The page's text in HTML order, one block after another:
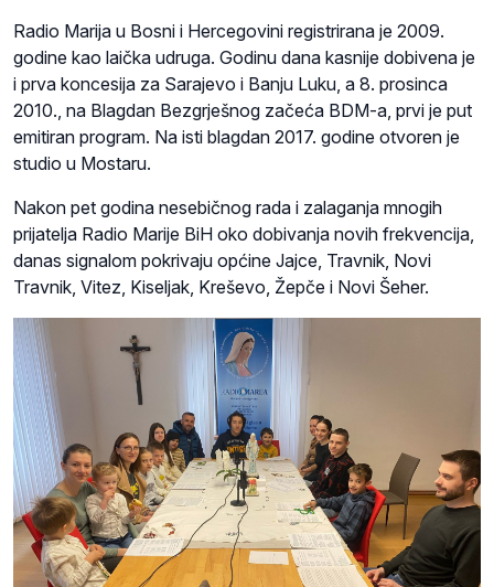
Radio Marija u Bosni i Hercegovini registrirana je 2009.
godine kao laička udruga. Godinu dana kasnije dobivena je
i prva koncesija za Sarajevo i Banju Luku, a 8. prosinca
2010., na Blagdan Bezgrješnog začeća BDM-a, prvi je put
emitiran program. Na isti blagdan 2017. godine otvoren je
studio u Mostaru.
Nakon pet godina nesebičnog rada i zalaganja mnogih
prijatelja Radio Marije BiH oko dobivanja novih frekvencija,
danas signalom pokrivaju općine Jajce, Travnik, Novi
Travnik, Vitez, Kiseljak, Kreševo, Žepče i Novi Šeher.